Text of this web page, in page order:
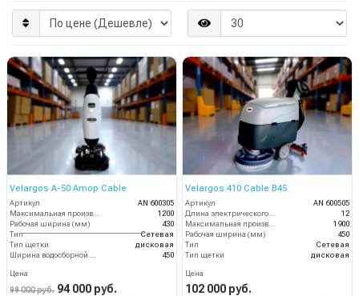
Velargos A-50 Amop Cable
Артикул
AN 600305
1200
Рабочая ширина (мм)
430
Тип
Сетевая
Тип щетки
дисковая
450
Цена
99 000 руб. 94 000 руб.
Velargos 410 Cable B45
Артикул
AN 600505
12
1900
Рабочая ширина (мм)
450
Тип
Сетевая
Тип щетки
дисковая
Цена
102 000 руб.